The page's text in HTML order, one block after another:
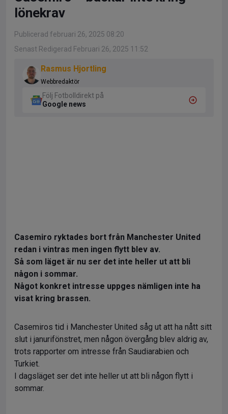
lönekrav
Publicerad februari 26, 2025 08:20
Senast Redigerad Februari 26, 2025 11:52
Rasmus Hjortling
Webbredaktör
Följ Fotbolldirekt på
Google news
Casemiro ryktades bort från Manchester United
redan i vintras men ingen flytt blev av.
Så som läget är nu ser det inte heller ut att bli
någon i sommar.
Något konkret intresse uppges nämligen inte ha
visat kring brassen.
Casemiros tid i Manchester United såg ut att ha nått sitt
slut i janurifönstret, men någon övergång blev aldrig av,
trots rapporter om intresse från Saudiarabien och
Turkiet.
I dagsläget ser det inte heller ut att bli någon flytt i
sommar.